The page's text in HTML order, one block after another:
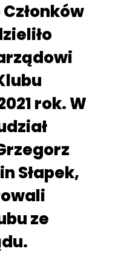
rok. W
Słapek,
ze